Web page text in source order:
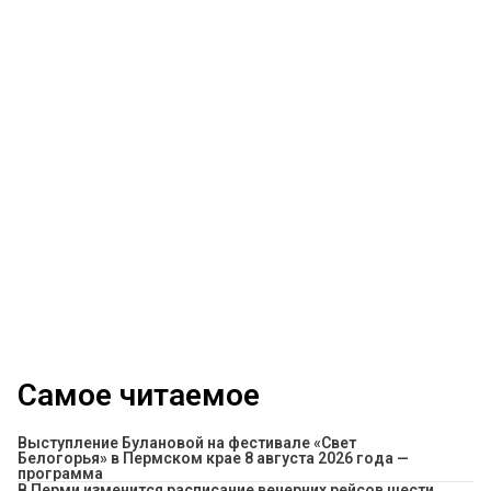
Самое читаемое
Выступление Булановой на фестивале «Свет
Белогорья» в Пермском крае 8 августа 2026 года —
программа